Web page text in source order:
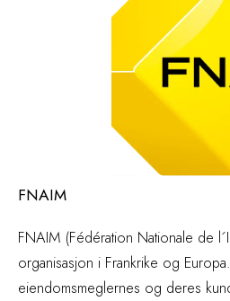
FNAIM
FNAIM (Fédération Nationale de
organisasjon i Frankrike og
eiendomsmeglernes og deres